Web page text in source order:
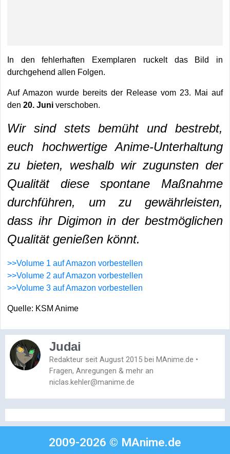
In den fehlerhaften Exemplaren ruckelt das Bild in
durchgehend allen Folgen.
Auf Amazon wurde bereits der Release vom 23. Mai auf
den 20. Juniverschoben.
Wir sind stets bemüht und bestrebt,
euch hochwertige Anime-Unterhaltung
zu bieten, weshalb wir zugunsten der
Qualität diese spontane Maßnahme
durchführen, um zu gewährleisten,
dass ihr Digimon in der bestmöglichen
Qualität genießen könnt.
>>Volume 1 auf Amazon vorbestellen
>>Volume 2 auf Amazon vorbestellen
>>Volume 3 auf Amazon vorbestellen
Quelle: KSM Anime
Judai
Redakteur seit August 2015 bei MAnime.de •
Fragen, Anregungen & mehr an
niclas.kehler@manime.de
2009-2026 © MAnime.de